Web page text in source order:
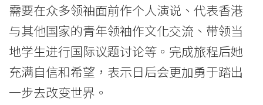
香
港
浸
会
需要在众多领䄂面前作个人演说、代表香港
与其他国家的青年领袖作文化交流、带领当
地学生进行国际议题讨论等。完成旅程后她
充满自信和希望，表示日后会更加勇于踏出
一步去改变世界。